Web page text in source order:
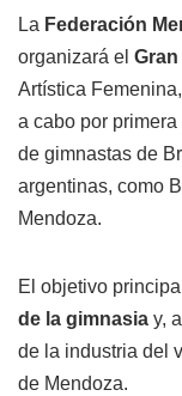
La Federación
organizará el
Artística
a cabo por
de gimnastas de
argentinas, como
Mendoza.
El objetivo
de la gimnasia y,
de la industria del
de Mendoza.